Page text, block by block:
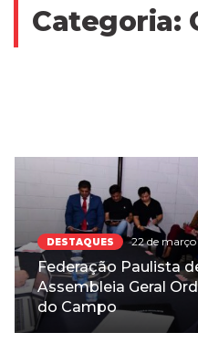
Categoria:
DESTAQUES 22 de
Federação Paulista
Assembleia Geral
do Campo